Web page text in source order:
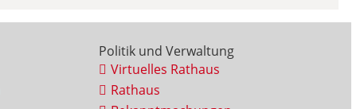
Politik und Verwaltung
Virtuelles Rathaus
Rathaus